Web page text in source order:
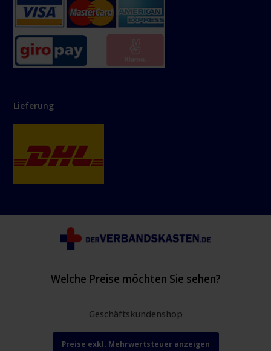
Lieferung
Welche Preise möchten Sie sehen?
Geschäftskundenshop
Preise exkl. Mehrwertsteuer anzeigen